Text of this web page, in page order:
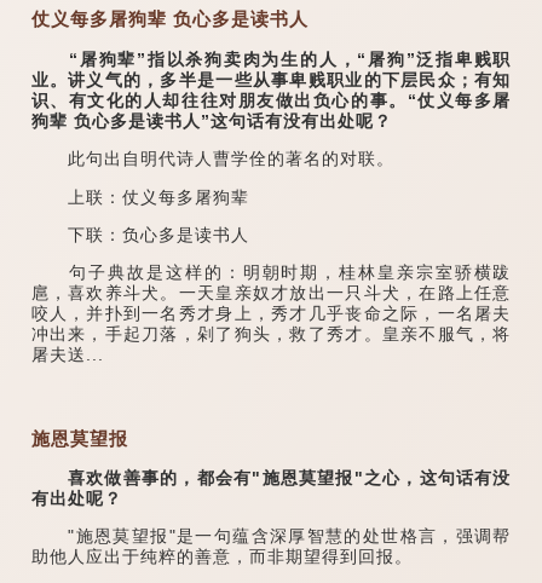
仗义每多屠狗辈 负心多是读书人
“屠狗辈”指以杀狗卖肉为生的人，“屠狗”泛指卑贱职
业。讲义气的，多半是一些从事卑贱职业的下层民众；有知
识、有文化的人却往往对朋友做出负心的事。“仗义每多屠
狗辈 负心多是读书人”这句话有没有出处呢？
此句出自明代诗人曹学佺的著名的对联。
上联：仗义每多屠狗辈
下联：负心多是读书人
句子典故是这样的：明朝时期，桂林皇亲宗室骄横跋
扈，喜欢养斗犬。一天皇亲奴才放出一只斗犬，在路上任意
咬人，并扑到一名秀才身上，秀才几乎丧命之际，一名屠夫
冲出来，手起刀落，剁了狗头，救了秀才。皇亲不服气，将
屠夫送...
施恩莫望报
喜欢做善事的，都会有"施恩莫望报"之心，这句话有没
有出处呢？
"施恩莫望报"是一句蕴含深厚智慧的处世格言，强调帮
助他人应出于纯粹的善意，而非期望得到回报。